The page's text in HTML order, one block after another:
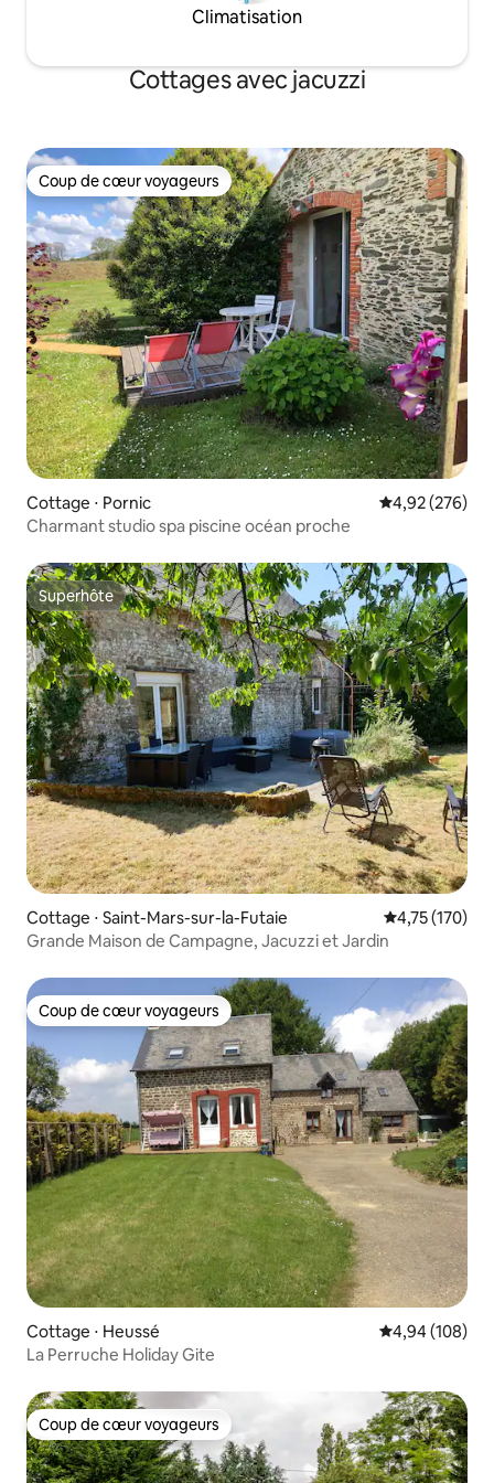
Climatisation
Cottages avec jacuzzi
Coup de cœur voyageurs
Coup de cœur voyageurs
Cottage ⋅ Pornic Évaluation
4,92 (276)
Charmant studio spa piscine océan proche
Superhôte
Superhôte
Cottage ⋅ Saint-Mars-sur-la-Futaie Évaluation
4,75 (170)
Grande Maison de Campagne, Jacuzzi et Jardin
Coup de cœur voyageurs
Coup de cœur voyageurs
Cottage ⋅ Heussé Évaluation
4,94 (108)
La Perruche Holiday Gite
Coup de cœur voyageurs
Coup de cœur voyageurs